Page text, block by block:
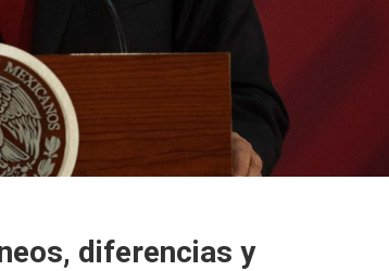
diferencias y